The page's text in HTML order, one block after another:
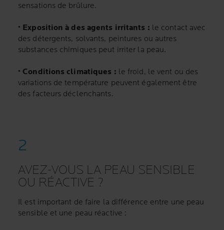
sensations de brûlure.
• Exposition à des agents irritants : le contact avec
des détergents, solvants, peintures ou autres
substances chimiques peut irriter la peau.
• Conditions climatiques : le froid, le vent ou des
variations de température peuvent également être
des facteurs déclenchants.
AVEZ-VOUS LA PEAU SENSIBLE
OU RÉACTIVE ?
Il est important de faire la différence entre une peau
sensible et une peau réactive :